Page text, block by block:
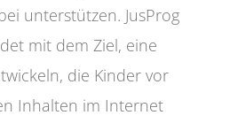
unterstützen. JusProg
mit dem Ziel, eine
die Kinder vor
Inhalten im Internet